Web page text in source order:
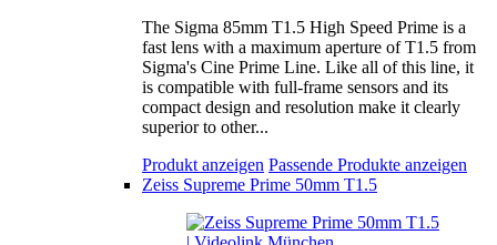
The Sigma 85mm T1.5 High Speed Prime is a
fast lens with a maximum aperture of T1.5 from
Sigma's Cine Prime Line. Like all of this line, it
is compatible with full-frame sensors and its
compact design and resolution make it clearly
superior to other...
Produkt anzeigen Passende Produkte anzeigen
Zeiss Supreme Prime 50mm T1.5